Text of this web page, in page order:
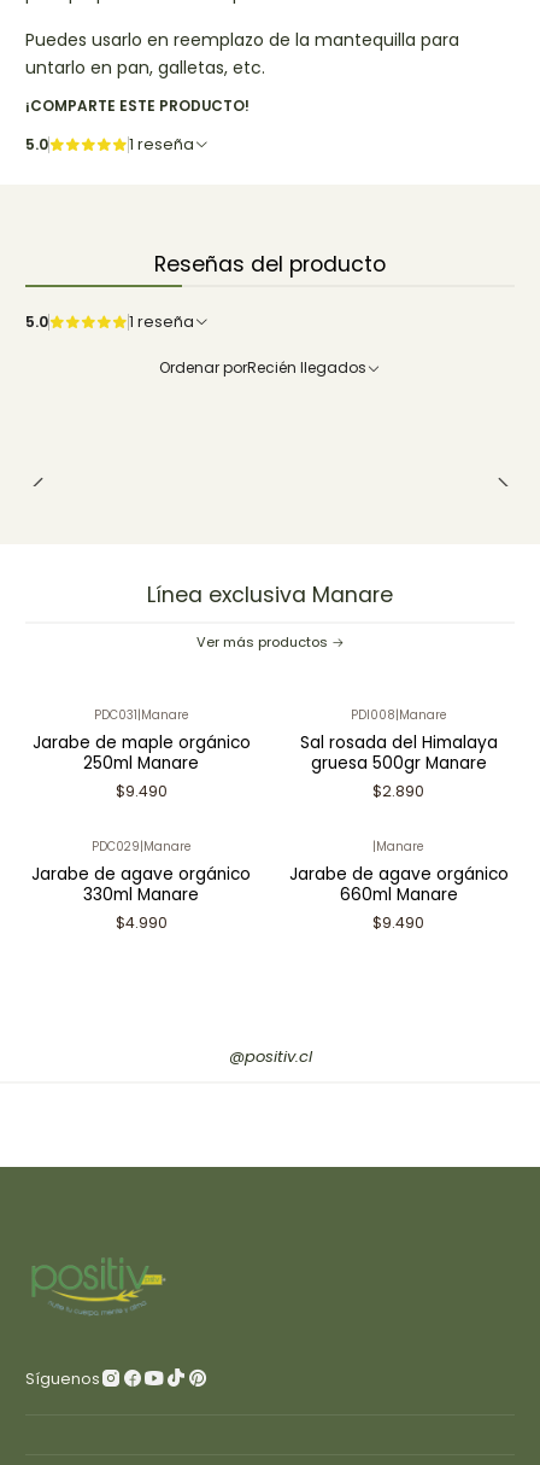
Puedes usarlo en reemplazo de la mantequilla para
untarlo en pan, galletas, etc.
¡COMPARTE ESTE PRODUCTO!
5.0 1 reseña
Reseñas del producto
5.0 1 reseña
Ordenar porRecién llegados
Línea exclusiva Manare
Ver más productos
PDC031|Manare
Jarabe de maple orgánico
250ml Manare
$9.490
PDI008|Manare
Sal rosada del Himalaya
gruesa 500gr Manare
$2.890
PDC029|Manare
Jarabe de agave orgánico
330ml Manare
$4.990
|Manare
Jarabe de agave orgánico
660ml Manare
$9.490
@positiv.cl
Síguenos